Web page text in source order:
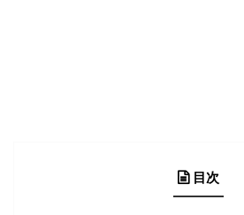
目次